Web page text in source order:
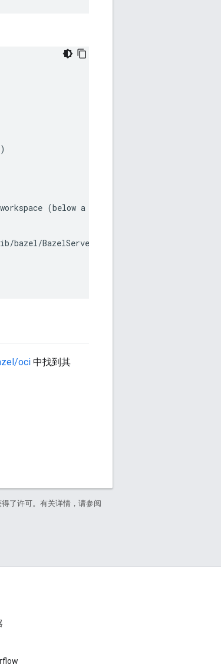
)
workspace (below a
BazelServer_deploy.jar
oci 中找到其
得了许可。有关详情，请参阅